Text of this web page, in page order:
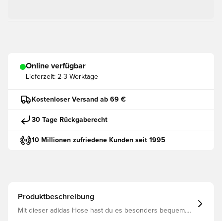
Online verfügbar
Lieferzeit: 2-3 Werktage
Kostenloser Versand ab 69 €
30 Tage Rückgaberecht
10 Millionen zufriedene Kunden seit 1995
Produktbeschreibung
Mit dieser adidas Hose hast du es besonders bequem.